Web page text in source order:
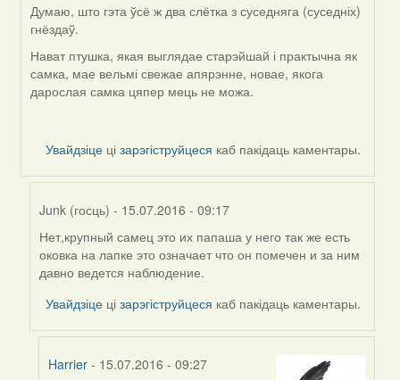
Жанна
(госць)
Думаю, што гэта ўсё ж два слётка з суседняга (суседніх)
гнёздаў.
Нават птушка, якая выглядае старэйшай і практычна як
самка, мае вельмі свежае апярэнне, новае, якога
дарослая самка цяпер мець не можа.
Увайдзіце цізарэгіструйцеся каб пакідаць каментары.
Junk (госць) - 15.07.2016 - 09:17
In
reply
to
by
Harrier
Нет,крупный самец это их папаша у него так же есть
оковка на лапке это означает что он помечен и за ним
давно ведется наблюдение.
Увайдзіце цізарэгіструйцеся каб пакідаць каментары.
Harrier- 15.07.2016 - 09:27